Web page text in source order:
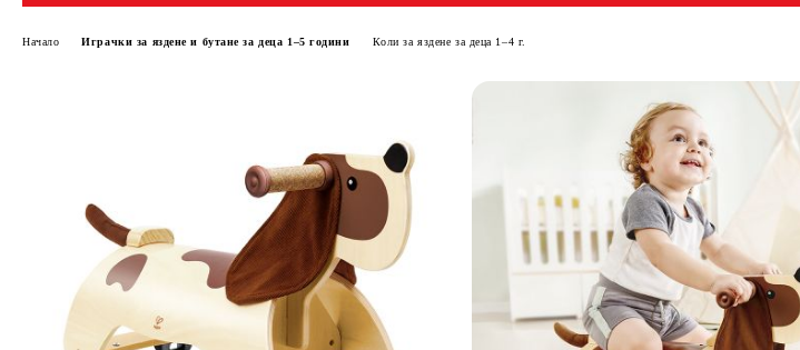
Начало Играчки за яздене и бутане за деца 1–5 години Коли за яздене за деца 1–4 г.